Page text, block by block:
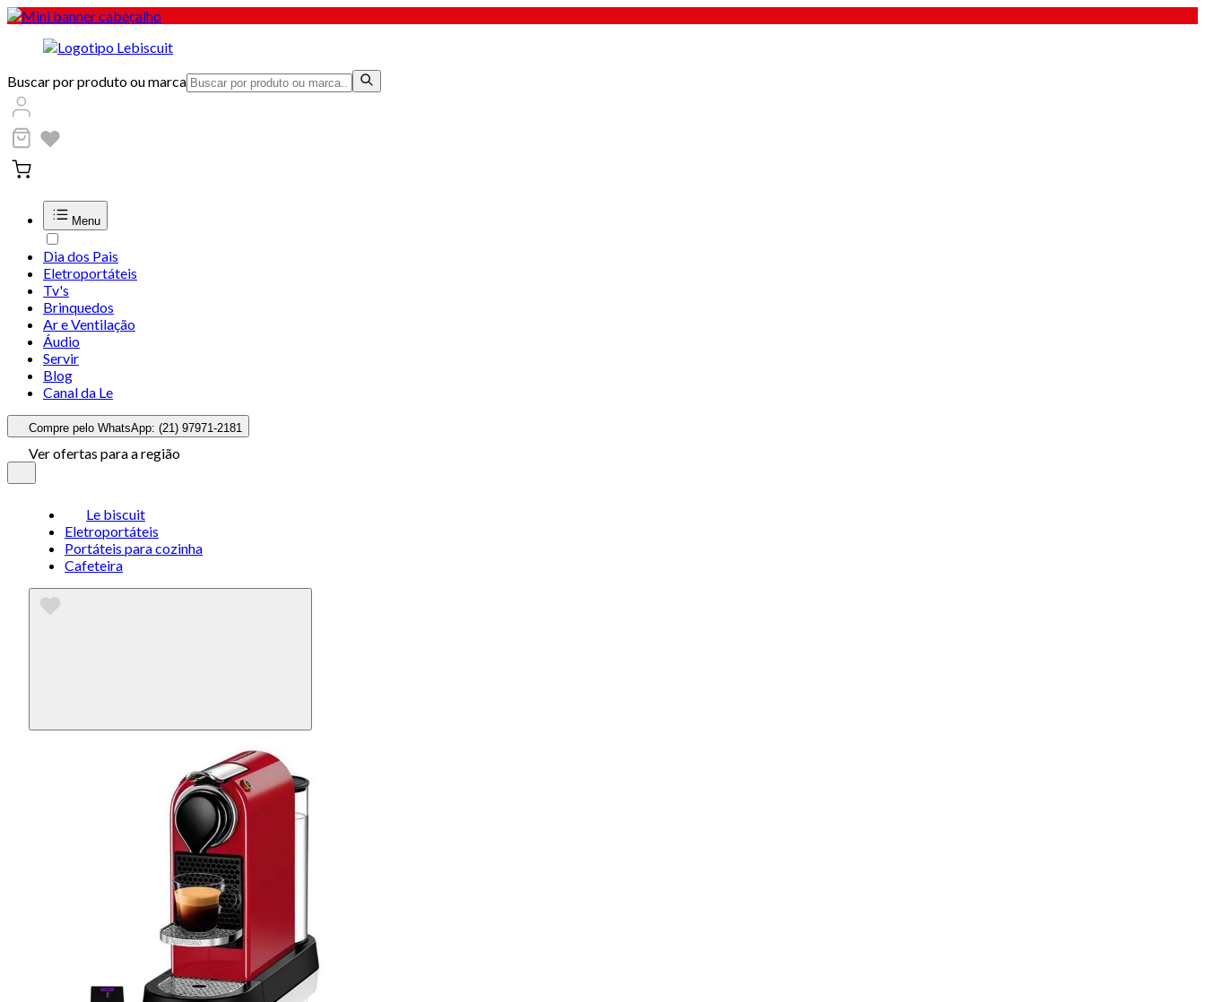
Buscar por produto ou marca
Menu
Dia dos Pais
Eletroportáteis
Tv's
Brinquedos
Ar e Ventilação
Áudio
Servir
Blog
Canal da Le
Compre pelo WhatsApp: (21) 97971-2181
Ver ofertas para a região
Le biscuit
Eletroportáteis
Portáteis para cozinha
Cafeteira